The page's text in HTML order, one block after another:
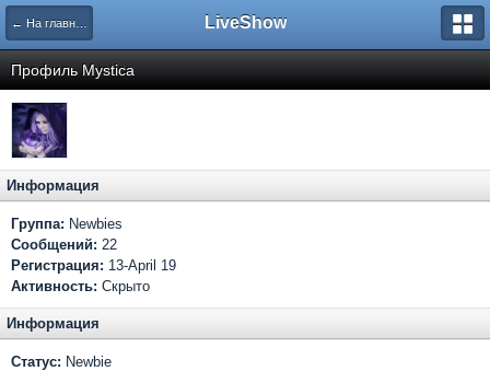
← На главную LiveShow
Профиль Mystica
Информация
Группа: Newbies
Сообщений: 22
Регистрация: 13-April 19
Активность: Скрыто
Информация
Статус: Newbie